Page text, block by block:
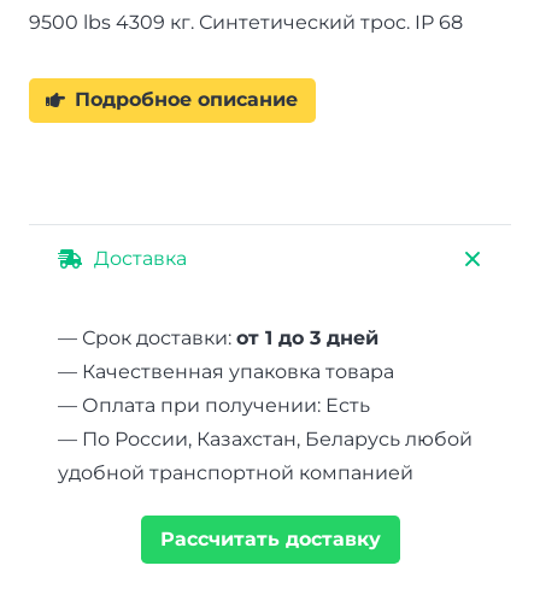
9500 lbs 4309 кг. Синтетический трос. IP 68
Подробное описание
Доставка
— Срок доставки: от 1 до 3 дней
— Качественная упаковка товара
— Оплата при получении: Есть
— По России, Казахстан, Беларусь любой
удобной транспортной компанией
Рассчитать доставку